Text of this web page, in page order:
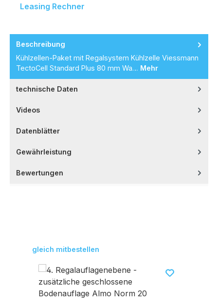
Leasing Rechner
Beschreibung
Kühlzellen-Paket mit Regalsystem Kühlzelle Viessmann
TectoCell Standard Plus 80 mm Wa… Mehr
technische Daten
Videos
Datenblätter
Gewährleistung
Bewertungen
Produktgalerie überspringen
gleich mitbestellen